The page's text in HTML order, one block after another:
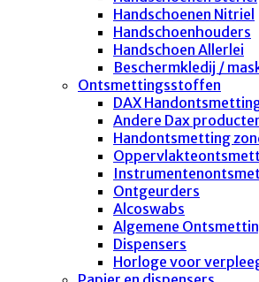
Handschoenen Nitriel
Handschoenhouders
Handschoen Allerlei
Beschermkledij /
Ontsmettingsstoffen
DAX
Andere Dax
Handontsmetting
Ontgeurders
Alcoswabs
Algemene
Dispensers
Horloge voor